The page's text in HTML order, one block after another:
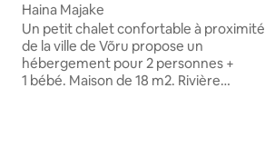
Haina Majake
Un petit chalet confortable à proximité
de la ville de Võru propose un
hébergement pour 2 personnes +
1 bébé. Maison de 18 m2. Rivière